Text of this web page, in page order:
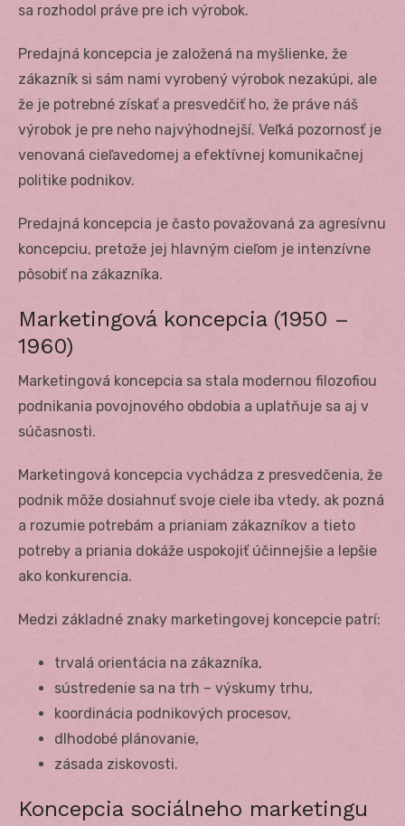
sa rozhodol práve pre ich výrobok.
Predajná koncepcia je založená na myšlienke, že
zákazník si sám nami vyrobený výrobok nezakúpi, ale
že je potrebné získať a presvedčiť ho, že práve náš
výrobok je pre neho najvýhodnejší. Veľká pozornosť je
venovaná cieľavedomej a efektívnej komunikačnej
politike podnikov.
Predajná koncepcia je často považovaná za agresívnu
koncepciu, pretože jej hlavným cieľom je intenzívne
pôsobiť na zákazníka.
Marketingová koncepcia (1950 –
1960)
Marketingová koncepcia sa stala modernou filozofiou
podnikania povojnového obdobia a uplatňuje sa aj v
súčasnosti.
Marketingová koncepcia vychádza z presvedčenia, že
podnik môže dosiahnuť svoje ciele iba vtedy, ak pozná
a rozumie potrebám a prianiam zákazníkov a tieto
potreby a priania dokáže uspokojiť účinnejšie a lepšie
ako konkurencia.
Medzi základné znaky marketingovej koncepcie patrí:
trvalá orientácia na zákazníka,
sústredenie sa na trh – výskumy trhu,
koordinácia podnikových procesov,
dlhodobé plánovanie,
zásada ziskovosti.
Koncepcia sociálneho marketingu